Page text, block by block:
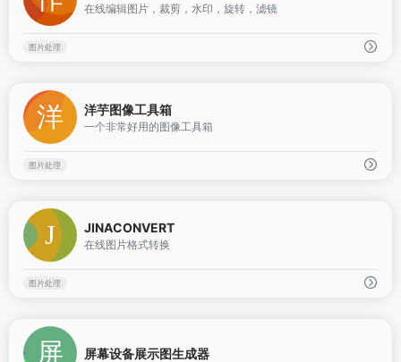
在线编辑图片，裁剪，水印，旋转，滤镜
图片处理
洋芋图像工具箱
一个非常好用的图像工具箱
图片处理
JINACONVERT
在线图片格式转换
图片处理
屏幕设备展示图生成器